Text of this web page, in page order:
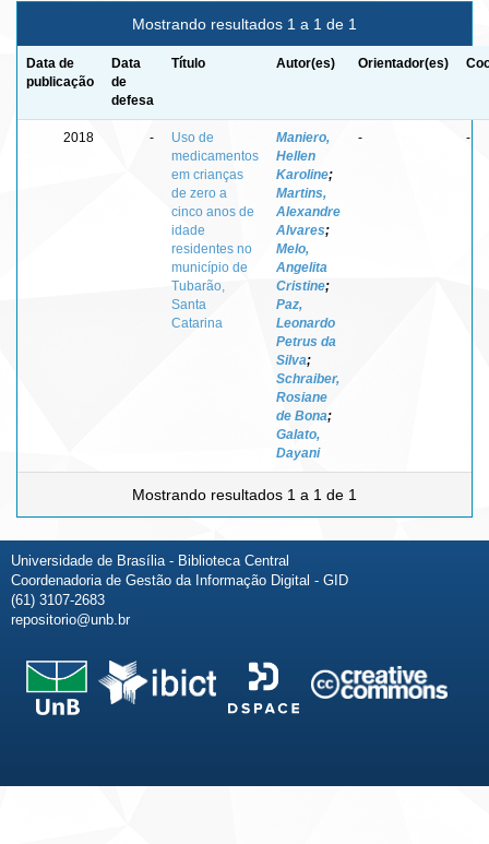
Mostrando resultados 1 a 1 de 1
Data de
publicação
Data
de
defesa
Título Autor(es) Orientador(es)
2018 -
Uso de
medicamentos
em crianças
de zero a
cinco anos de
idade
residentes no
município de
Tubarão,
Santa
Catarina
Maniero,
Hellen
Karoline;
Martins,
Alexandre
Alvares;
Melo,
Angelita
Cristine;
Paz,
Leonardo
Petrus da
Silva;
Schraiber,
Rosiane
de Bona;
Galato,
Dayani
- -
Mostrando resultados 1 a 1 de 1
Universidade de Brasília - Biblioteca Central
Coordenadoria de Gestão da Informação Digital - GID
(61) 3107-2683
repositorio@unb.br